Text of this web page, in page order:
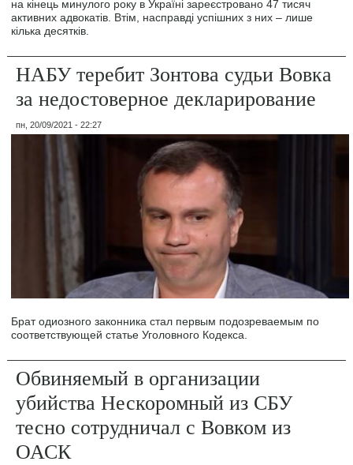
на кінець минулого року в Україні зареєстровано 47 тисяч
активних адвокатів. Втім, насправді успішних з них – лише
кілька десятків.
НАБУ теребит Зонтова судьи Вовка
за недостоверное декларирование
пн, 20/09/2021 - 22:27
Брат одиозного законника стал первым подозреваемым по
соответствующей статье Уголовного Кодекса.
Обвиняемый в организации
убийства Нескоромный из СБУ
тесно сотрудничал с Вовком из
ОАСК